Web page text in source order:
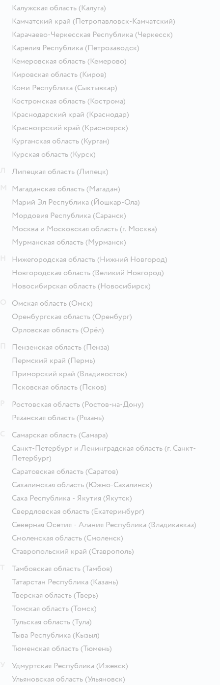
Калужская область (Калуга)
Камчатский край (Петропавловск-Камчатский)
Карачаево-Черкесская Республика (Черкесск)
Карелия Республика (Петрозаводск)
Кемеровская область (Кемерово)
Кировская область (Киров)
Коми Республика (Сыктывкар)
Костромская область (Кострома)
Краснодарский край (Краснодар)
Красноярский край (Красноярск)
Курганская область (Курган)
Курская область (Курск)
Липецкая область (Липецк)
Магаданская область (Магадан)
Марий Эл Республика (Йошкар-Ола)
Мордовия Республика (Саранск)
Москва и Московская область (г. Москва)
Мурманская область (Мурманск)
Нижегородская область (Нижний Новгород)
Новгородская область (Великий Новгород)
Новосибирская область (Новосибирск)
Омская область (Омск)
Оренбургская область (Оренбург)
Орловская область (Орёл)
Пензенская область (Пенза)
Пермский край (Пермь)
Приморский край (Владивосток)
Псковская область (Псков)
Ростовская область (Ростов-на-Дону)
Рязанская область (Рязань)
Самарская область (Самара)
Санкт-Петербург и Ленинградская область (г. Санкт-
Петербург)
Саратовская область (Саратов)
Сахалинская область (Южно-Сахалинск)
Саха Республика - Якутия (Якутск)
Свердловская область (Екатеринбург)
Северная Осетия - Алания Республика (Владикавказ)
Смоленская область (Смоленск)
Ставропольский край (Ставрополь)
Тамбовская область (Тамбов)
Татарстан Республика (Казань)
Тверская область (Тверь)
Томская область (Томск)
Тульская область (Тула)
Тыва Республика (Кызыл)
Тюменская область (Тюмень)
Удмуртская Республика (Ижевск)
Ульяновская область (Ульяновск)